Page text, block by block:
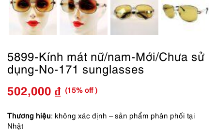
5899-Kính mát nữ/nam-Mới/Chưa sử
dụng-No-171 sunglasses
Giá
gốc
502,000 ₫
Giá
hiện
(15% off )
Thương hiệu: không xác định – sản phẩm phân phối tại
Nhật